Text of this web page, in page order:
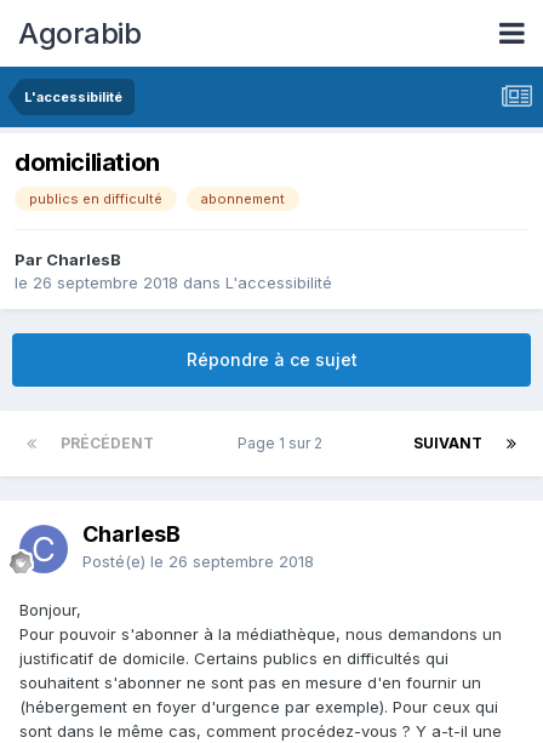
Agorabib
L'accessibilité
domiciliation
publics en difficulté abonnement
Par CharlesB
le 26 septembre 2018 dans L'accessibilité
Répondre à ce sujet
PRÉCÉDENT SUIVANT
Page 1 sur 2
CharlesB
Posté(e) le 26 septembre 2018
Bonjour,
Pour pouvoir s'abonner à la médiathèque, nous demandons un
justificatif de domicile. Certains publics en difficultés qui
souhaitent s'abonner ne sont pas en mesure d'en fournir un
(hébergement en foyer d'urgence par exemple). Pour ceux qui
sont dans le même cas, comment procédez-vous ? Y a-t-il une